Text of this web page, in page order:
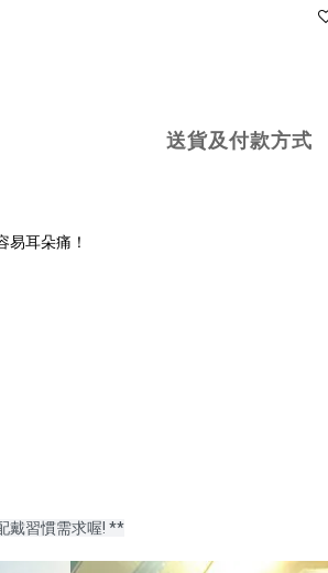
送貨及付款方式
耳朵痛！
戴習慣需求喔! **